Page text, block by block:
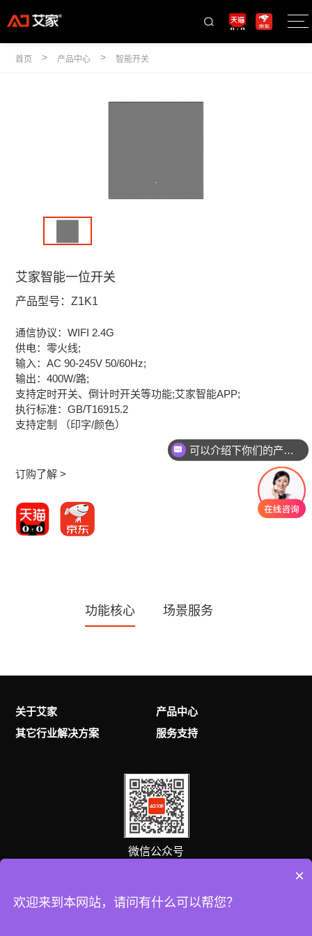
首页 > 产品中心 >智能开关
艾家智能一位开关
产品型号：Z1K1
通信协议：WIFI 2.4G
供电：零火线;
输入：AC 90-245V 50/60Hz;
输出：400W/路;
支持定时开关、倒计时开关等功能;艾家智能APP;
执行标准：GB/T16915.2
支持定制 （印字/颜色）
订购了解 >
功能核心 场景服务
关于艾家
产品中心
其它行业解决方案
服务支持
微信公众号
0757-25538869 (8:00-18:00 )
×
欢迎来到本网站，请问有什么可以帮您？